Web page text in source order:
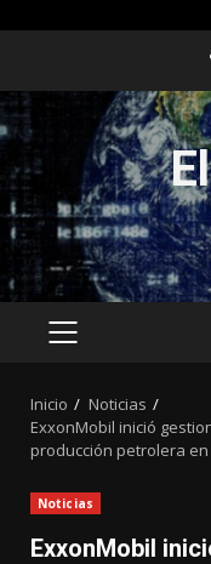
contenido
MENÚ
Inicio
Noticias
ExxonMobil inició
producción petrolera
Noticias
ExxonMobil